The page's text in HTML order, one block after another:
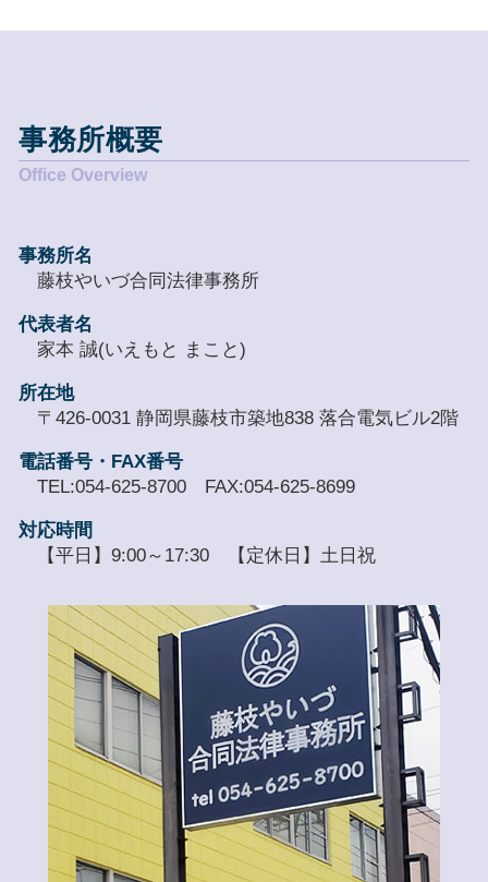
事務所概要
事務所名
藤枝やいづ合同法律事務所
代表者名
家本 誠(いえもと まこと)
所在地
〒426-0031 静岡県藤枝市築地838 落合電気ビル2階
電話番号・FAX番号
TEL:054-625-8700 FAX:054-625-8699
対応時間
【平日】9:00～17:30 【定休日】土日祝